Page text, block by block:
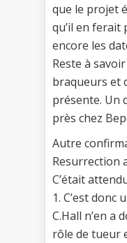
que le projet
qu’il en ferait
encore les
Reste à
braqueurs et
présente. Un
près chez
Autre
Resurrection
C’était
1. C’est
C.Hall n’en a
rôle de tueur